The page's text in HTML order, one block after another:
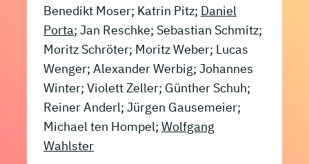
Benedikt Moser; Katrin Pitz; Daniel
Porta; Jan Reschke; Sebastian Schmitz;
Moritz Schröter; Moritz Weber; Lucas
Wenger; Alexander Werbig; Johannes
Winter; Violett Zeller; Günther Schuh;
Reiner Anderl; Jürgen Gausemeier;
Michael ten Hompel; Wolfgang
Wahlster